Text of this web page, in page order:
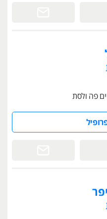
פה ולסת